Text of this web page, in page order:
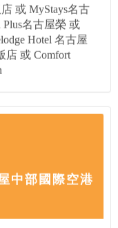
或 MyStays名古
Plus名古屋榮 或
Hotel 名古屋
店 或 Comfort
中部國際空港